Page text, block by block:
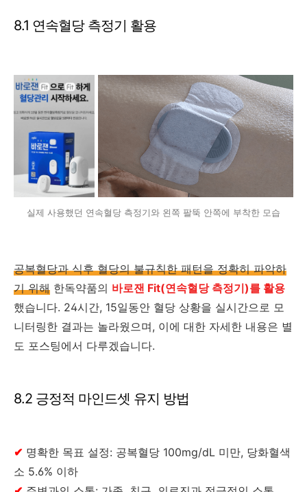
8.1 연속혈당 측정기 활용
실제 사용했던 연속혈당 측정기와 왼쪽 팔뚝 안쪽에 부착한 모습
공복혈당과 식후 혈당의 불규칙한 패턴을 정확히 파악하
기 위해 한독약품의 바로잰 Fit(연속혈당 측정기)를 활용
했습니다. 24시간, 15일동안 혈당 상황을 실시간으로 모
니터링한 결과는 놀라웠으며, 이에 대한 자세한 내용은 별
도 포스팅에서 다루겠습니다.
8.2 긍정적 마인드셋 유지 방법
✔ 명확한 목표 설정: 공복혈당 100mg/dL 미만, 당화혈색
소 5.6% 이하